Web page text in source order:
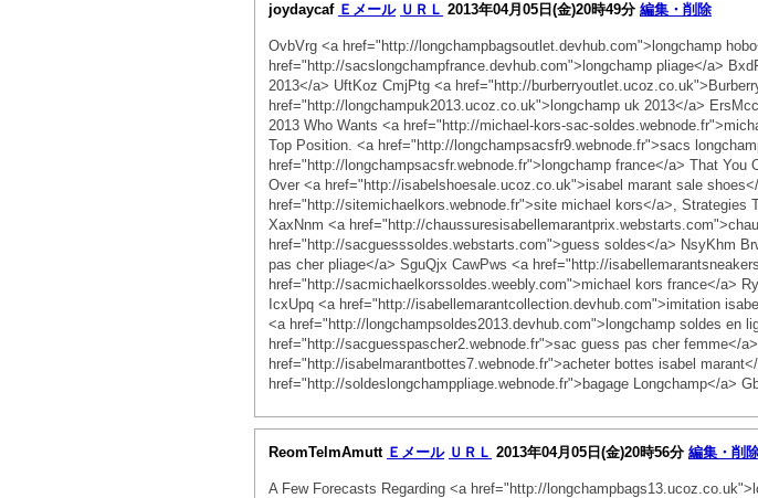
joydaycaf Ｅメール ＵＲＬ 2013年04月05日(金)20時49分 編集・削除
OvbVrg <a href="http://longchampbagsoutlet.devhub.com">longchamp
href="http://sacslongchampfrance.devhub.com">longchamp pliage</a>
2013</a> UftKoz CmjPtg <a href="http://
href="http://longchampuk2013.ucoz.co.uk">longchamp uk 2013</a> ErsMcc
2013 Who Wants <a href="http://michael-kors-sac-
Top Position. <a href="http://longchampsacsfr9.webnode.fr">sacs
href="http://longchampsacsfr.webnode.fr">longchamp france</a> That
Over <a href="http://isabelshoesale.ucoz.co.uk">isabel marant sale
href="http://sitemichaelkors.webnode.fr">site michael kors</a>, Strategies
XaxNnm <a href="http://
href="http://sacguesssoldes.webstarts.com">guess soldes</a> NsyKhm
pas cher pliage</a> SguQjx CawPws <a href="http://
href="http://sacmichaelkorssoldes.weebly.com">michael kors france</a>
IcxUpq <a href="http://isabellemarantcollection.devhub.com">imitation
<a href="http://longchampsoldes2013.devhub.com">longchamp soldes en
href="http://sacguesspascher2.webnode.fr">sac guess pas cher femme</
href="http://isabelmarantbottes7.webnode.fr">acheter bottes isabel
href="http://soldeslongchamppliage.webnode.fr">bagage Longchamp</a>
ReomTelmAmutt Ｅメール ＵＲＬ 2013年04月05日(金)20時56分 編集・削
A Few Forecasts Regarding <a href="http://